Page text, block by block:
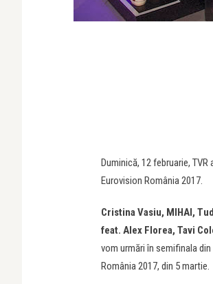
Duminică, 12 februarie,
Eurovision România 2017.
Cristina Vasiu, MIHAI,
feat. Alex Florea, Tavi
vom urmări în semifinala
România 2017, din 5 martie.